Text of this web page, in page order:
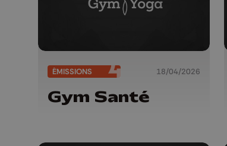
ÉMISSIONS 18/04/2026
Gym Santé